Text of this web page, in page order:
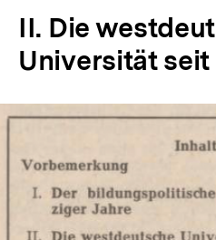
II. Die
Universität seit